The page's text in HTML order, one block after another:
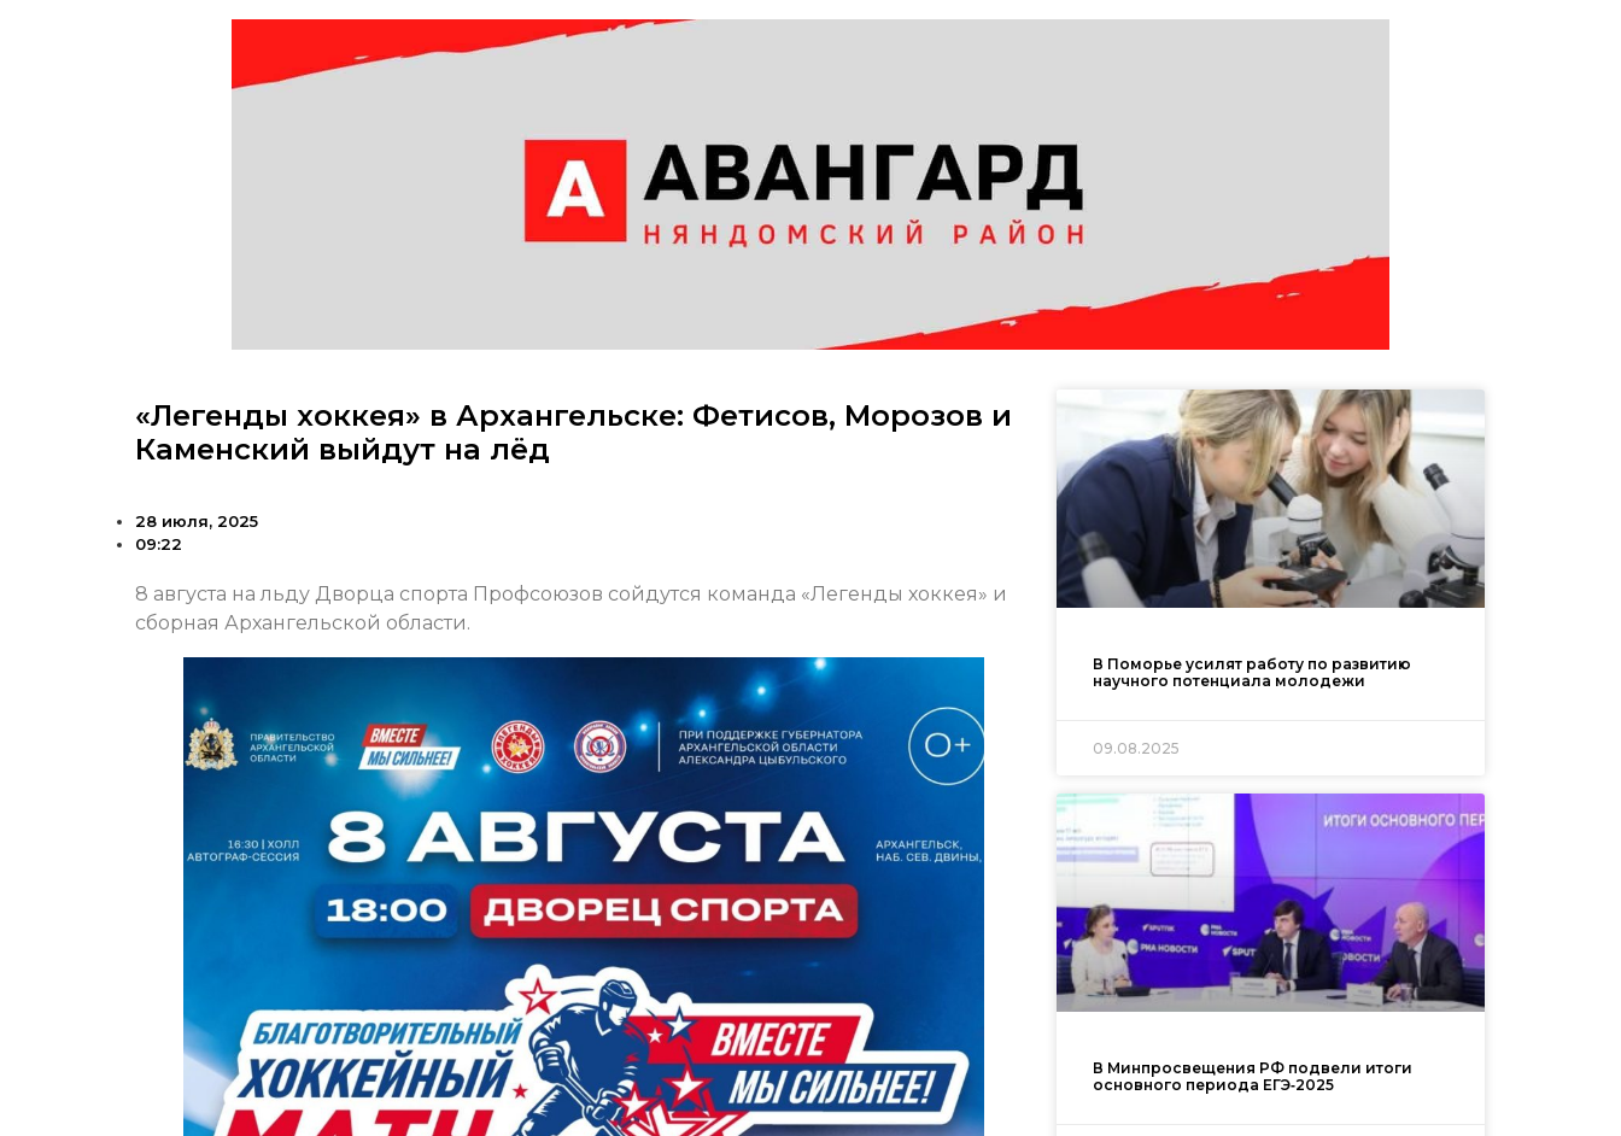
«Легенды хоккея» в Архангельске: Фетисов, Морозов и
Каменский выйдут на лёд
28 июля, 2025
09:22
8 августа на льду Дворца спорта Профсоюзов сойдутся команда «Легенды хоккея» и
сборная Архангельской области.
В Поморье усилят работу по развитию
научного потенциала молодежи
09.08.2025
В Минпросвещения РФ подвели итоги
основного периода ЕГЭ‑2025